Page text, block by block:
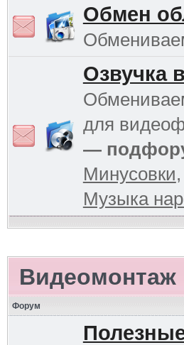
Обмен
Озвучка
для
—
Минусовки,
Музыка
Видеомонтаж
Форум